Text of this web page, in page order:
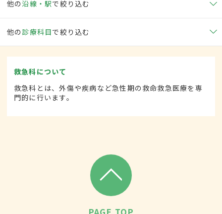
他の沿線・駅で絞り込む
他の 診療科目で絞り込む
救急科について
救急科とは、外傷や疾病など急性期の救命救急医療を専
門的に行います。